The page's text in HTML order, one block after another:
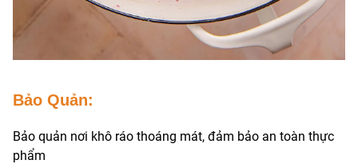
Bảo Quản:
Bảo quản nơi khô ráo thoáng mát, đảm bảo an toàn thực
phẩm